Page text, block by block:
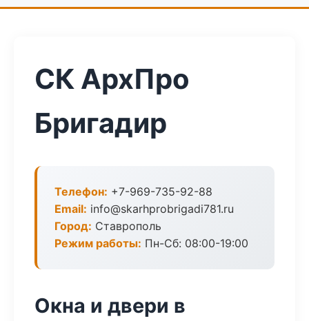
СК АрхПро
Бригадир
Телефон: +7-969-735-92-88
Email: info@skarhprobrigadi781.ru
Город: Ставрополь
Режим работы: Пн-Сб: 08:00-19:00
Окна и двери в